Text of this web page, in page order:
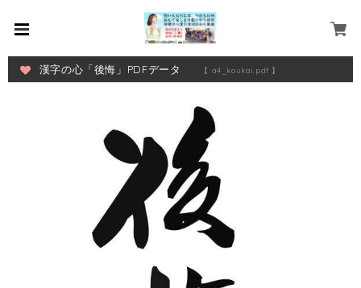
漢字の心「後悔」PDFデータ 【 a4_koukai.pdf 】